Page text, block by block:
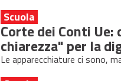
Scuola
Corte dei Conti
chiarezza" per la
Le apparecchiature ci sono,